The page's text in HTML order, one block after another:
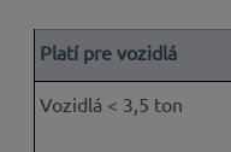
Platí pre vozidlá
Vozidlá < 3,5 ton